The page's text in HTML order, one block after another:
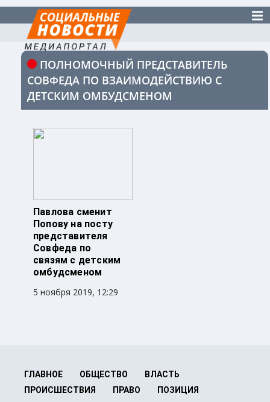
ПОЛНОМОЧНЫЙ ПРЕДСТАВИТЕЛЬ
СОВФЕДА ПО ВЗАИМОДЕЙСТВИЮ С
ДЕТСКИМ ОМБУДСМЕНОМ
Павлова сменит
Попову на посту
представителя
Совфеда по
связям с детским
омбудсменом
5 ноября 2019, 12:29
ГЛАВНОЕ ОБЩЕСТВО
ВЛАСТЬ
ПРОИСШЕСТВИЯ
ПРАВО ПОЗИЦИЯ